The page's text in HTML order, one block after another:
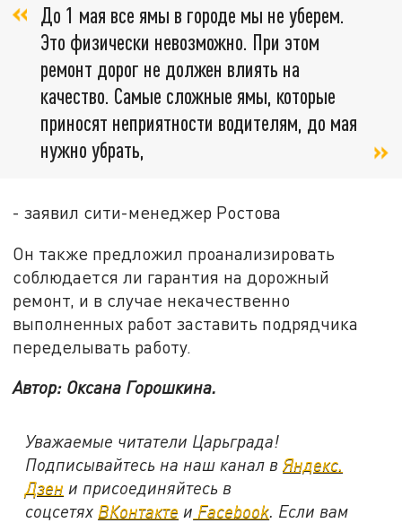
До 1 мая все ямы в городе мы не уберем.
Это физически невозможно. При этом
ремонт дорог не должен влиять на
качество. Самые сложные ямы, которые
приносят неприятности водителям, до мая
нужно убрать,
- заявил сити-менеджер Ростова
Он также предложил проанализировать
соблюдается ли гарантия на дорожный
ремонт, и в случае некачественно
выполненных работ заставить подрядчика
переделывать работу.
Автор: Оксана Горошкина.
Уважаемые читатели Царьграда!
Подписывайтесь на наш канал вЯндекс.
Дзен и присоединяйтесь в
соцсетях ВКонтакте и Facebook. Если вам